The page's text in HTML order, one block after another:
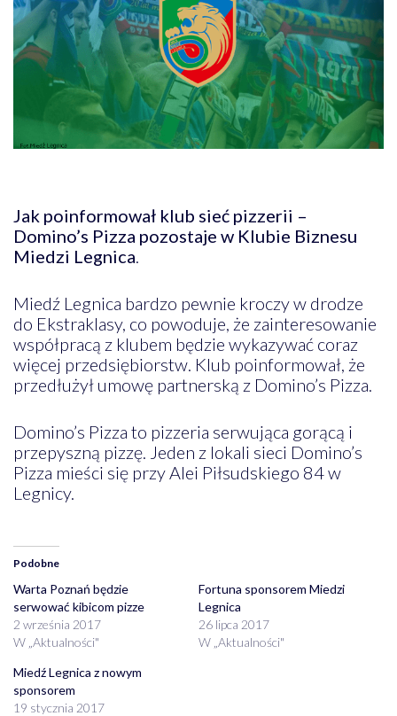
Jak poinformował klub sieć pizzerii –
Domino’s Pizza pozostaje w Klubie Biznesu
Miedzi Legnica.
Miedź Legnica bardzo pewnie kroczy w drodze
do Ekstraklasy, co powoduje, że zainteresowanie
współpracą z klubem będzie wykazywać coraz
więcej przedsiębiorstw. Klub poinformował, że
przedłużył umowę partnerską z Domino’s Pizza.
Domino’s Pizza to pizzeria serwująca gorącą i
przepyszną pizzę. Jeden z lokali sieci Domino’s
Pizza mieści się przy Alei Piłsudskiego 84 w
Legnicy.
Podobne
Warta Poznań będzie
serwować kibicom pizze
2 września 2017
W „Aktualności"
Fortuna sponsorem Miedzi
Legnica
26 lipca 2017
W „Aktualności"
Miedź Legnica z nowym
sponsorem
19 stycznia 2017